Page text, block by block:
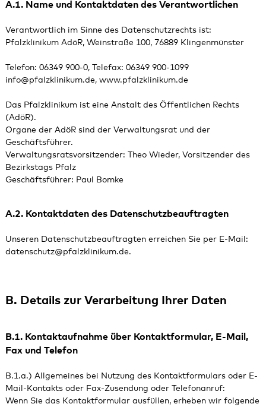
A.1. Name und Kontaktdaten des Verantwortlichen
Verantwortlich im Sinne des Datenschutzrechts ist:
Pfalzklinikum AdöR, Weinstraße 100, 76889 Klingenmünster
Telefon: 06349 900-0, Telefax: 06349 900-1099
info@pfalzklinikum.de, www.pfalzklinikum.de
Das Pfalzklinikum ist eine Anstalt des Öffentlichen Rechts
(AdöR).
Organe der AdöR sind der Verwaltungsrat und der
Geschäftsführer.
Verwaltungsratsvorsitzender: Theo Wieder, Vorsitzender des
Bezirkstags Pfalz
Geschäftsführer: Paul Bomke
A.2. Kontaktdaten des Datenschutzbeauftragten
Unseren Datenschutzbeauftragten erreichen Sie per E-Mail:
datenschutz@pfalzklinikum.de.
B. Details zur Verarbeitung Ihrer Daten
B.1. Kontaktaufnahme über Kontaktformular, E-Mail,
Fax und Telefon
B.1.a.) Allgemeines bei Nutzung des Kontaktformulars oder E-
Mail-Kontakts oder Fax-Zusendung oder Telefonanruf:
Wenn Sie das Kontaktformular ausfüllen, erheben wir folgende